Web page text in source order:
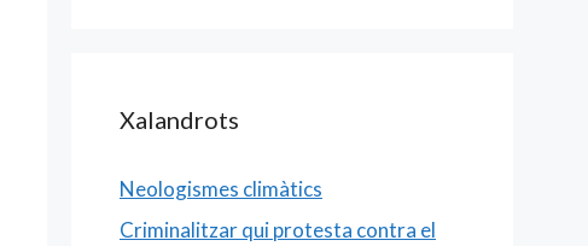
Xalandrots
Neologismes climàtics
Criminalitzar qui protesta contra el